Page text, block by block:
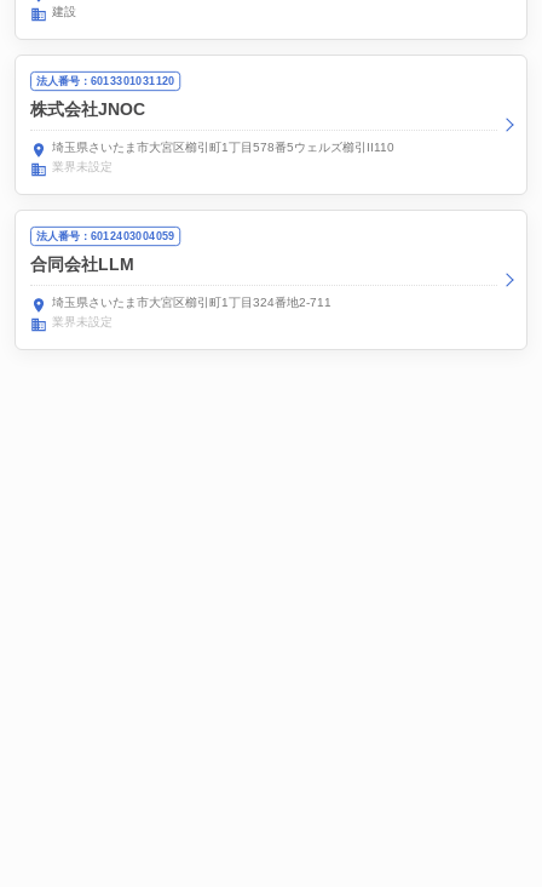
建設
法人番号：6013301031120
株式会社JNOC
埼玉県さいたま市大宮区櫛引町1丁目578番5ウェルズ櫛引II110
業界未設定
法人番号：6012403004059
合同会社LLM
埼玉県さいたま市大宮区櫛引町1丁目324番地2-711
業界未設定